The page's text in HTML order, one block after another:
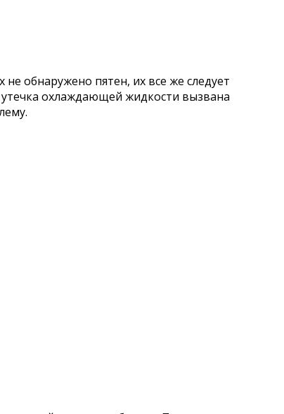
обнаружено пятен, их все же следует
охлаждающей жидкости вызвана